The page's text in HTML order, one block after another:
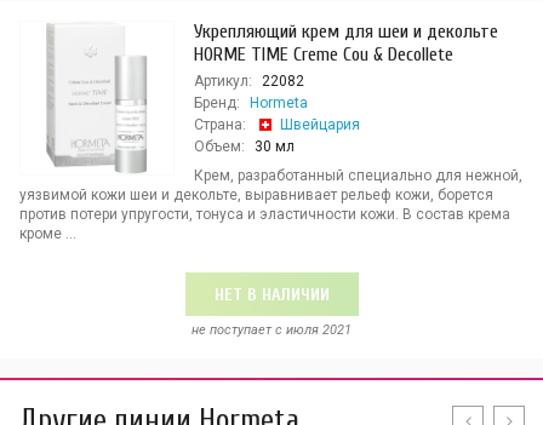
Укрепляющий крем для шеи и декольте
HORME TIME Creme Cou & Decollete
Артикул:
22082
Бренд:
Hormeta
Страна:
Швейцария
Объем:
30 мл
Крем, разработанный специально для нежной,
уязвимой кожи шеи и декольте, выравнивает рельеф кожи, борется
против потери упругости, тонуса и эластичности кожи. В состав крема
кроме ...
НЕТ В НАЛИЧИИ
не поступает c июля 2021